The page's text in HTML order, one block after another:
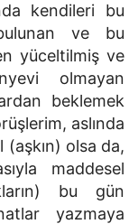
kendileri bu
ve bu
yüceltilmiş ve
olmayan
beklemek
aslında
olsa da,
maddesel
bu gün
yazmaya